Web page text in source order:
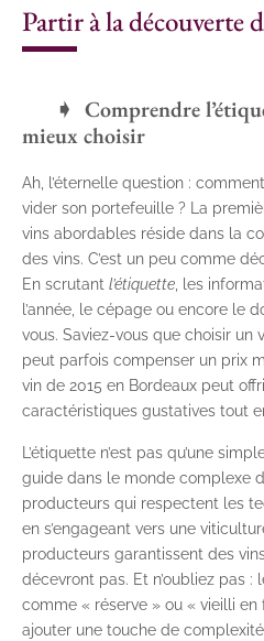
Partir à la découverte
Comprendre
mieux choisir
Ah, l’éternelle question :
vider son portefeuille ? La
vins abordables réside dans la
des vins. C’est un peu comme
En scrutant l’étiquette, les
l’année, le cépage ou encore le
vous. Saviez-vous que choisir un
peut parfois compenser un prix
vin de 2015 en Bordeaux peut
caractéristiques gustatives tout
L’étiquette n’est pas qu’une
guide dans le monde complexe
producteurs qui respectent les
en s’engageant vers une
producteurs garantissent des
décevront pas. Et n’oubliez pas :
comme « réserve » ou « vieilli
ajouter une touche de